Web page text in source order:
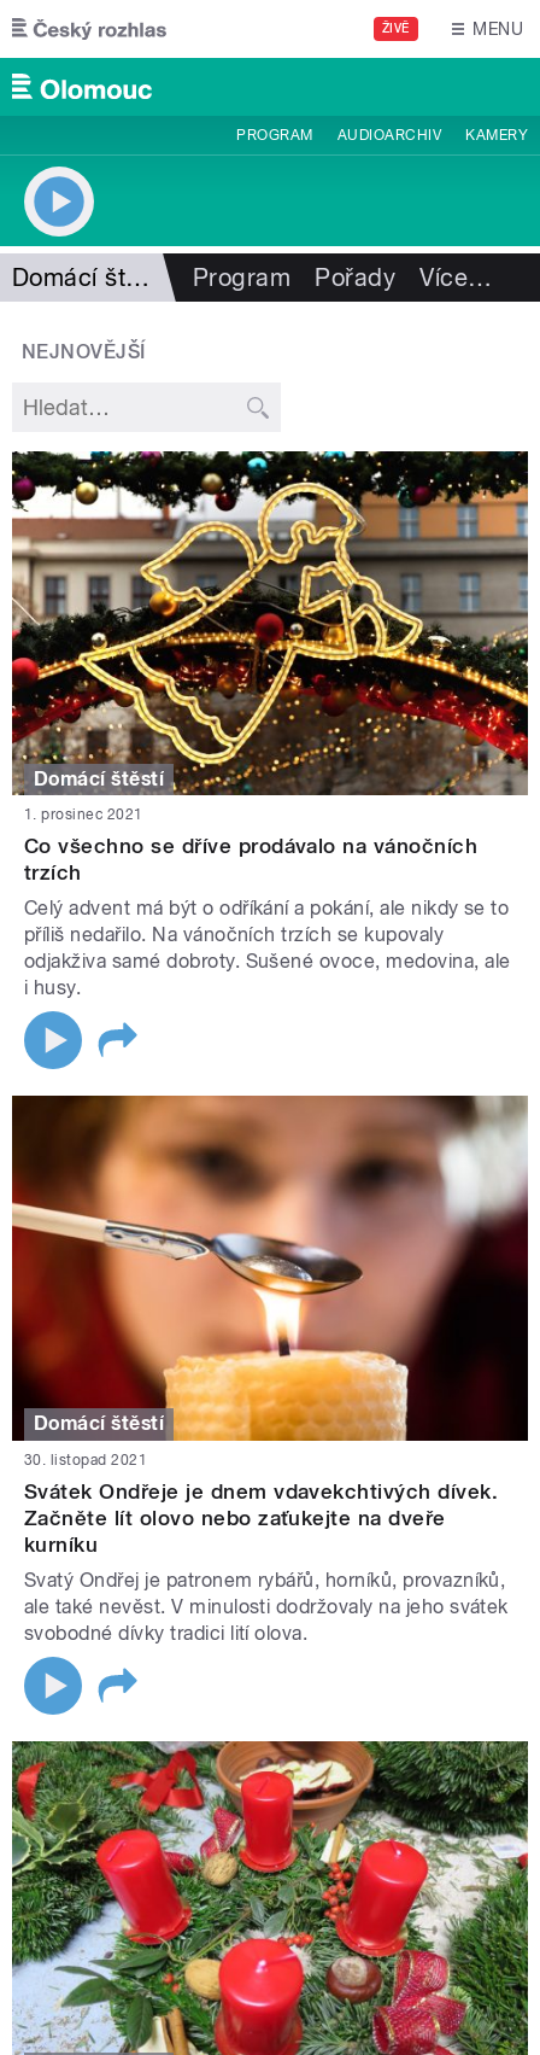
Přejít k hlavnímu obsahu
ŽIVĚ MENU
PROGRAM AUDIOARCHIV KAMERY
Domácí štěstí I. Hüttnerové Program Pořady Více…
NEJNOVĚJŠÍ
Domácí štěstí
1. prosinec 2021
Co všechno se dříve prodávalo na vánočních
trzích
Celý advent má být o odříkání a pokání, ale nikdy se to
příliš nedařilo. Na vánočních trzích se kupovaly
odjakživa samé dobroty. Sušené ovoce, medovina, ale
i husy.
Domácí štěstí
30. listopad 2021
Svátek Ondřeje je dnem vdavekchtivých dívek.
Začněte lít olovo nebo zaťukejte na dveře
kurníku
Svatý Ondřej je patronem rybářů, horníků, provazníků,
ale také nevěst. V minulosti dodržovaly na jeho svátek
svobodné dívky tradici lití olova.